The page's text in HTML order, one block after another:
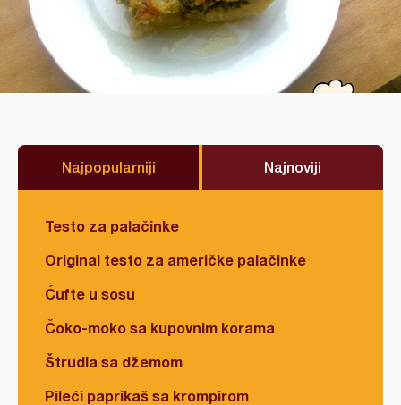
Najpopularniji Najnoviji
Testo za palačinke
Original testo za američke palačinke
Ćufte u sosu
Čoko-moko sa kupovnim korama
Štrudla sa džemom
Pileći paprikaš sa krompirom